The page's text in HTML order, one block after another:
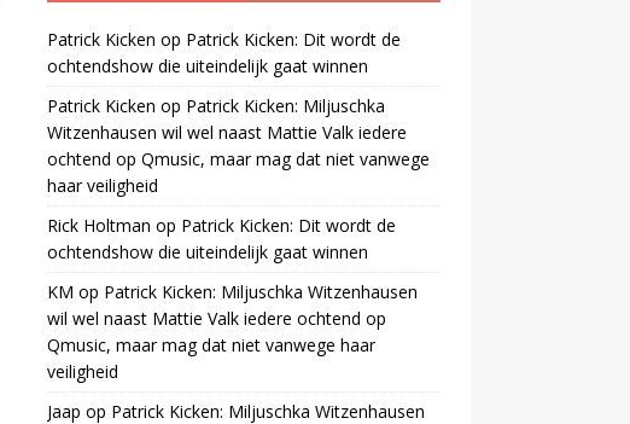
Patrick Kicken op Patrick Kicken: Dit wordt de
ochtendshow die uiteindelijk gaat winnen
Patrick Kicken op Patrick Kicken: Miljuschka
Witzenhausen wil wel naast Mattie Valk iedere
ochtend op Qmusic, maar mag dat niet vanwege
haar veiligheid
Rick Holtman op Patrick Kicken: Dit wordt de
ochtendshow die uiteindelijk gaat winnen
KM op Patrick Kicken: Miljuschka Witzenhausen
wil wel naast Mattie Valk iedere ochtend op
Qmusic, maar mag dat niet vanwege haar
veiligheid
Jaap op Patrick Kicken: Miljuschka Witzenhausen